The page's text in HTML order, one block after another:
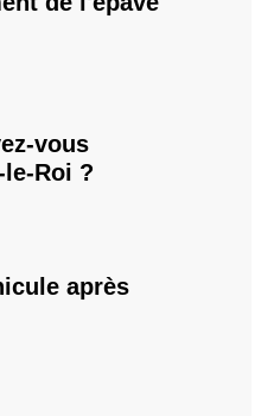
vous
Roi ?
après